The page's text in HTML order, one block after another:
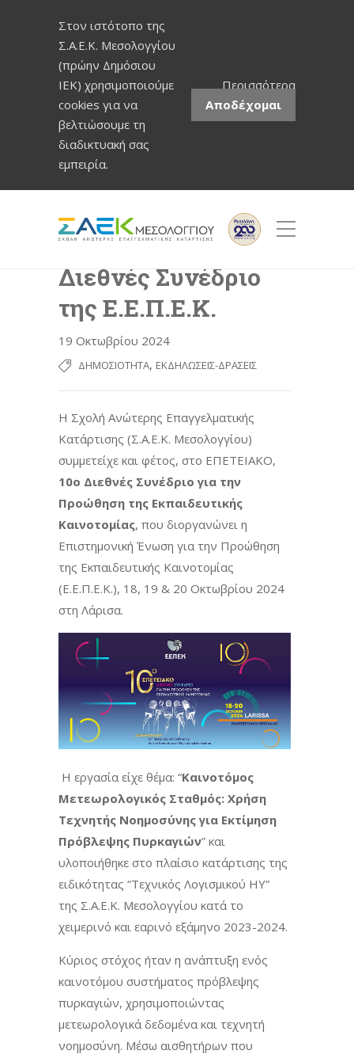
Στον ιστότοπο της
Σ.Α.Ε.Κ. Μεσολογγίου
(πρώην Δημόσιου
ΙΕΚ) χρησιμοποιούμε
cookies για να
βελτιώσουμε τη
διαδικτυακή σας
εμπειρία.
Περισσότερα
Αποδέχομαι
Συμμετοχή στο 10ο
Διεθνές Συνέδριο
της Ε.Ε.Π.Ε.Κ.
19 Οκτωβρίου 2024
ΔΗΜΟΣΙΌΤΗΤΑ, ΕΚΔΗΛΏΣΕΙΣ-ΔΡΆΣΕΙΣ
Η Σχολή Ανώτερης Επαγγελματικής
Κατάρτισης (Σ.Α.Ε.Κ. Μεσολογγίου)
συμμετείχε και φέτος, στο ΕΠΕΤΕΙΑΚΟ,
10ο Διεθνές Συνέδριο για την
Προώθηση της Εκπαιδευτικής
Καινοτομίας, που διοργανώνει η
Επιστημονική Ένωση για την Προώθηση
της Εκπαιδευτικής Καινοτομίας
(Ε.Ε.Π.Ε.Κ.), 18, 19 & 20 Οκτωβρίου 2024
στη Λάρισα.
Η εργασία είχε θέμα: “Καινοτόμος
Μετεωρολογικός Σταθμός: Χρήση
Τεχνητής Νοημοσύνης για Εκτίμηση
Πρόβλεψης Πυρκαγιών” και
υλοποιήθηκε στο πλαίσιο κατάρτισης της
ειδικότητας “Τεχνικός Λογισμικού ΗΥ”
της Σ.Α.Ε.Κ. Μεσολογγίου κατά το
χειμερινό και εαρινό εξάμηνο 2023-2024.
Κύριος στόχος ήταν η ανάπτυξη ενός
καινοτόμου συστήματος πρόβλεψης
πυρκαγιών, χρησιμοποιώντας
μετεωρολογικά δεδομένα και τεχνητή
νοημοσύνη. Μέσω αισθητήρων που